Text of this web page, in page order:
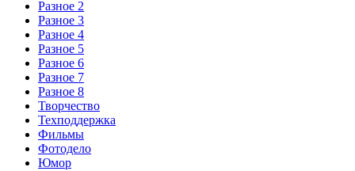
Разное 2
Разное 3
Разное 4
Разное 5
Разное 6
Разное 7
Разное 8
Творчество
Техподдержка
Фильмы
Фотодело
Юмор